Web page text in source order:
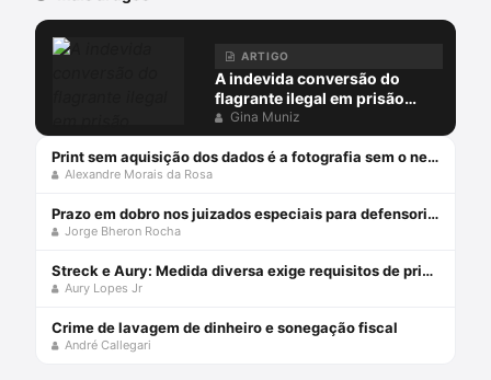
ARTIGO
A indevida conversão do
flagrante ilegal em prisão
preventiva
Gina Muniz
Print sem aquisição dos dados é a fotografia sem o negativo
Alexandre Morais da Rosa
Prazo em dobro nos juizados especiais para defensorias públicas
Jorge Bheron Rocha
Streck e Aury: Medida diversa exige requisitos de prisão!
Aury Lopes Jr
Crime de lavagem de dinheiro e sonegação fiscal
André Callegari